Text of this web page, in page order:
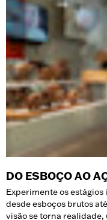
DO ESBOÇO AO
Experimente os
desde esboços brutos
visão se torna realidade,